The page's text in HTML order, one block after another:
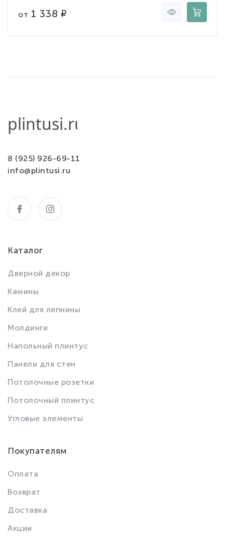
от 1 338
8 (925) 926-69-11
info@plintusi.ru
Каталог
Дверной декор
Камины
Клей для лепнины
Молдинги
Напольный плинтус
Панели для стен
Потолочные розетки
Потолочный плинтус
Угловые элементы
Покупателям
Оплата
Возврат
Доставка
Акции